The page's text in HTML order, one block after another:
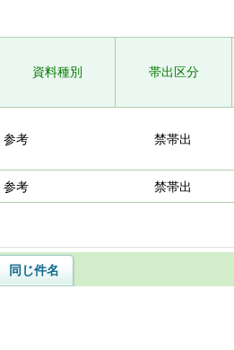
資料種別 帯出区分
参考 禁帯出
参考 禁帯出
同じ件名